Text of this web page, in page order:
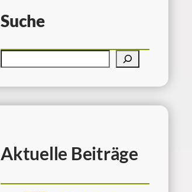
Suche
Aktuelle Beiträge